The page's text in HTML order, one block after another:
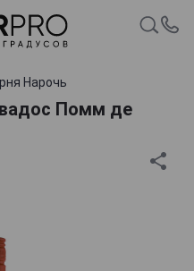
Нарочь
Помм де